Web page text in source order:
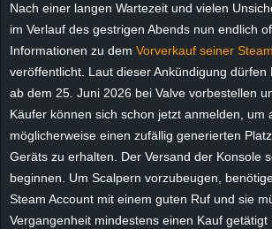
Nach einer langen Wartezeit und vielen
im Verlauf des gestrigen Abends nun endlich
Informationen zu dem Vorverkauf seiner
veröffentlicht. Laut dieser Ankündigung dürfen
ab dem 25. Juni 2026 bei Valve vorbestellen
Käufer können sich schon jetzt anmelden, um
möglicherweise einen zufällig generierten
Geräts zu erhalten. Der Versand der Konsole
beginnen. Um Scalpern vorzubeugen,
Steam Account mit einem guten Ruf und sie
Vergangenheit mindestens einen Kauf getätigt